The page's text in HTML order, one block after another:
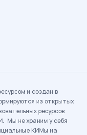
и создан в
из открытых
ресурсов
Мы не храним у себя
КИМы на